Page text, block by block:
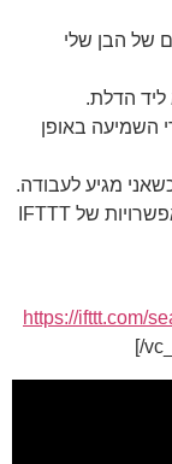
של הבן שלי
הדלת.
השמיעה באופן
מגיע לעבודה.
האפשרויות הינן כמעט אינסופיות. למדו על האפשרויות של IFTTT
https://ifttt.com/
[/